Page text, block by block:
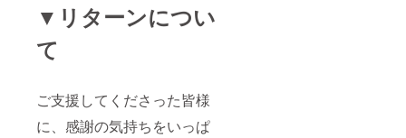
▼リターンについ
て
ご支援してくださった皆様
に、感謝の気持ちをいっぱ